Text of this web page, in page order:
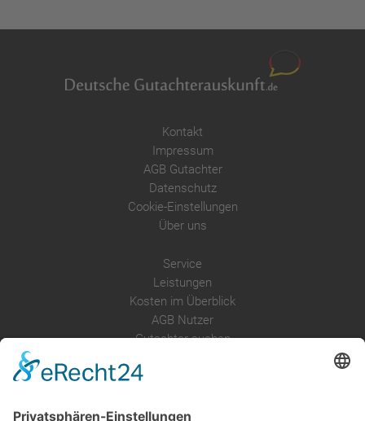
Kontakt
Impressum
AGB Gutachter
Datenschutz
Cookie-Einstellungen
Über uns
Service
Leistungen
Kosten im Überblick
AGB Nutzer
Gutachter suchen
Anfrage